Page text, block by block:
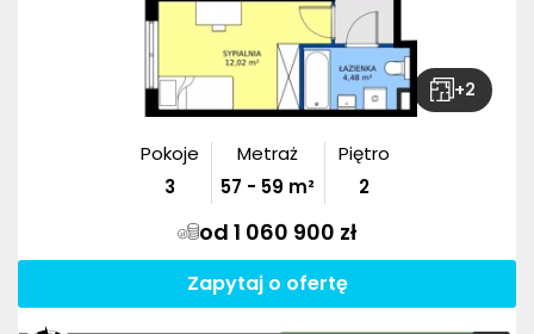
+2
Pokoje
3
Metraż
57 - 59 m²
Piętro
2
od 1 060 900 zł
Zapytaj o ofertę